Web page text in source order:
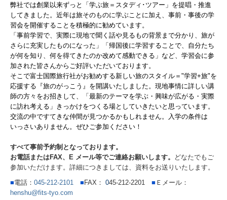
他の地域の旅
国内ツアー
国内の旅・山旅
いい旅・いい仲間
予約・申込み
旅のがっこう
会社案内
Company Brochure
弊社では創業以来ずっと「学ぶ旅＝スタディ･ツアー」を提唱・推進
してきました。近年は旅そのものに学ぶことに加え、事前・事後の学
習会を開催することを積極的に勧めています。
「事前学習で、実際に現地で聞く話や見るもの背景まで分かり、旅が
さらに充実したものになった」「帰国後に学習することで、自分たち
が何を知り、何を得てきたのか改めて感動できる」など、学習会に参
加された皆さんからご好評いただいております。
そこで富士国際旅行社がお勧めする新しい旅のスタイル＝"学習+旅"を
応援する『旅のがっこう』を開講いたしました。現地事情に詳しい講
師の方々をお招きして、「最新のテーマを学ぶ・興味が広がる・実際
に訪れ考える」きっかけをつくる場としていきたいと思っています。
交流の中ですてきな仲間が見つかるかもしれません。入学の条件は
いっさいありません。ぜひご参加ください！
すべて事前予約制となっております。
お電話またはFAX、E メール等でご連絡お願いします。
どなたでもご
参加いただけます。詳細につきましては、資料をお送りいたします。
■電話： 045-212-2101 ■ FAX： 045-212-2201 ■ Ｅメール：
henshu@fits-tyo.com